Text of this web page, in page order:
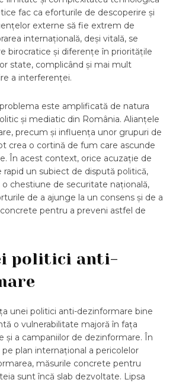
fac ca eforturile de descoperire și
externe să fie extrem de
internațională, deși vitală, se
birocratice și diferențe în prioritățile
state, complicând și mai mult
a interferenței.
este amplificată de natura
și mediatic din România. Alianțele
precum și influența unor grupuri de
crea o cortină de fum care ascunde
În acest context, orice acuzație de
un subiect de dispută politică,
chestiune de securitate națională,
de a ajunge la un consens și de a
pentru a preveni astfel de
politici anti-
unei politici anti-dezinformare bine
o vulnerabilitate majoră în fața
și a campaniilor de dezinformare. În
plan internațional a pericolelor
măsurile concrete pentru
sunt încă slab dezvoltate. Lipsa